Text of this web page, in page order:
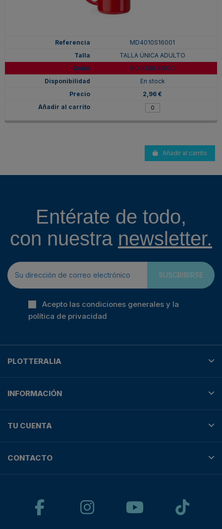
MD4010S16001
TALLA ÚNICA ADULTO
ROJO/BLANCO
En stock
2,96 €
Añadir al carrito
Entérate de todo,
con nuestra newsletter.
SUSCRIBIRSE
Acepto las condiciones generales y la
política de privacidad
PLOTTERALIA
INFORMACIÓN
TU CUENTA
CONTACTO